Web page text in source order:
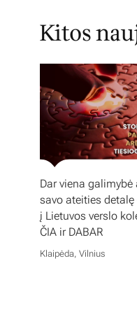
Kitos
Dar viena galimybė
savo ateities detalę
į Lietuvos verslo
ČIA ir DABAR
Klaipėda, Vilnius